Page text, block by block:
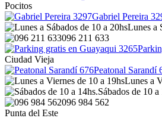
Pocitos
Gabriel Pereira
Lunes a
096 211 633
Ciudad Vieja
Peatonal Sarandí
Lunes a
Sábados de 10 a
096 984 562
Punta del Este